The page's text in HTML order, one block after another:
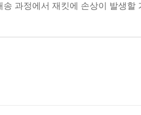
송 과정에서 재킷에 손상이 발생